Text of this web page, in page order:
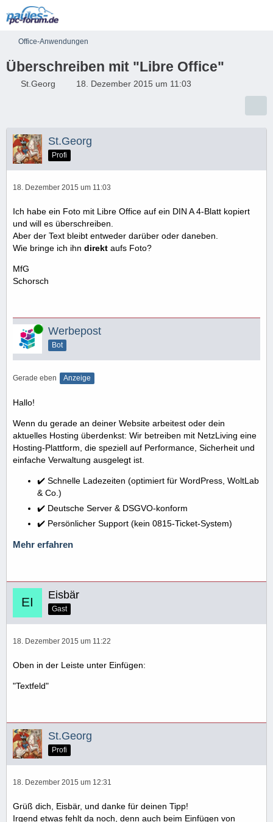
Office-Anwendungen
Überschreiben mit "Libre Office"
St.Georg 18. Dezember 2015 um 11:03
St.Georg
Profi
18. Dezember 2015 um 11:03
Ich habe ein Foto mit Libre Office auf ein DIN A 4-Blatt kopiert
und will es überschreiben.
Aber der Text bleibt entweder darüber oder daneben.
Wie bringe ich ihn direkt aufs Foto?
MfG
Schorsch
Online Werbepost
Bot
Gerade eben Anzeige
Hallo!
Wenn du gerade an deiner Website arbeitest oder dein
aktuelles Hosting überdenkst: Wir betreiben mit NetzLiving eine
Hosting-Plattform, die speziell auf Performance, Sicherheit und
einfache Verwaltung ausgelegt ist.
✔️ Schnelle Ladezeiten (optimiert für WordPress, WoltLab
& Co.)
✔️ Deutsche Server & DSGVO-konform
✔️ Persönlicher Support (kein 0815-Ticket-System)
Mehr erfahren
Eisbär
Gast
18. Dezember 2015 um 11:22
Oben in der Leiste unter Einfügen:
"Textfeld"
St.Georg
Profi
18. Dezember 2015 um 12:31
Grüß dich, Eisbär, und danke für deinen Tipp!
Irgend etwas fehlt da noch, denn auch beim Einfügen von